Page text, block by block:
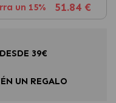
un 15% 51.84 €
39€
UN REGALO